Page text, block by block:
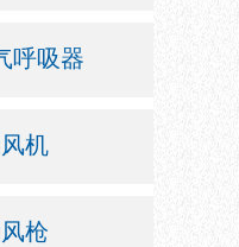
呼吸器
机
枪